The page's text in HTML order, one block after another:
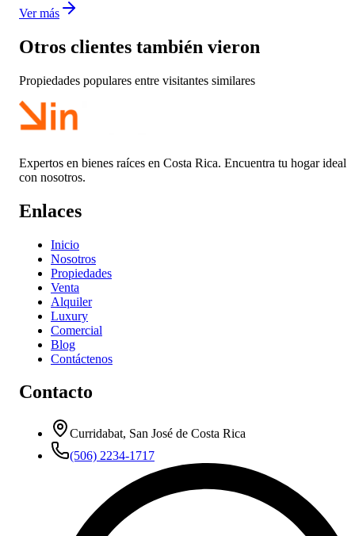
Ver más
Otros clientes también vieron
Propiedades populares entre visitantes similares
Expertos en bienes raíces en Costa Rica. Encuentra tu hogar ideal
con nosotros.
Enlaces
Inicio
Nosotros
Propiedades
Venta
Alquiler
Luxury
Comercial
Blog
Contáctenos
Contacto
Curridabat, San José de Costa Rica
(506) 2234-1717